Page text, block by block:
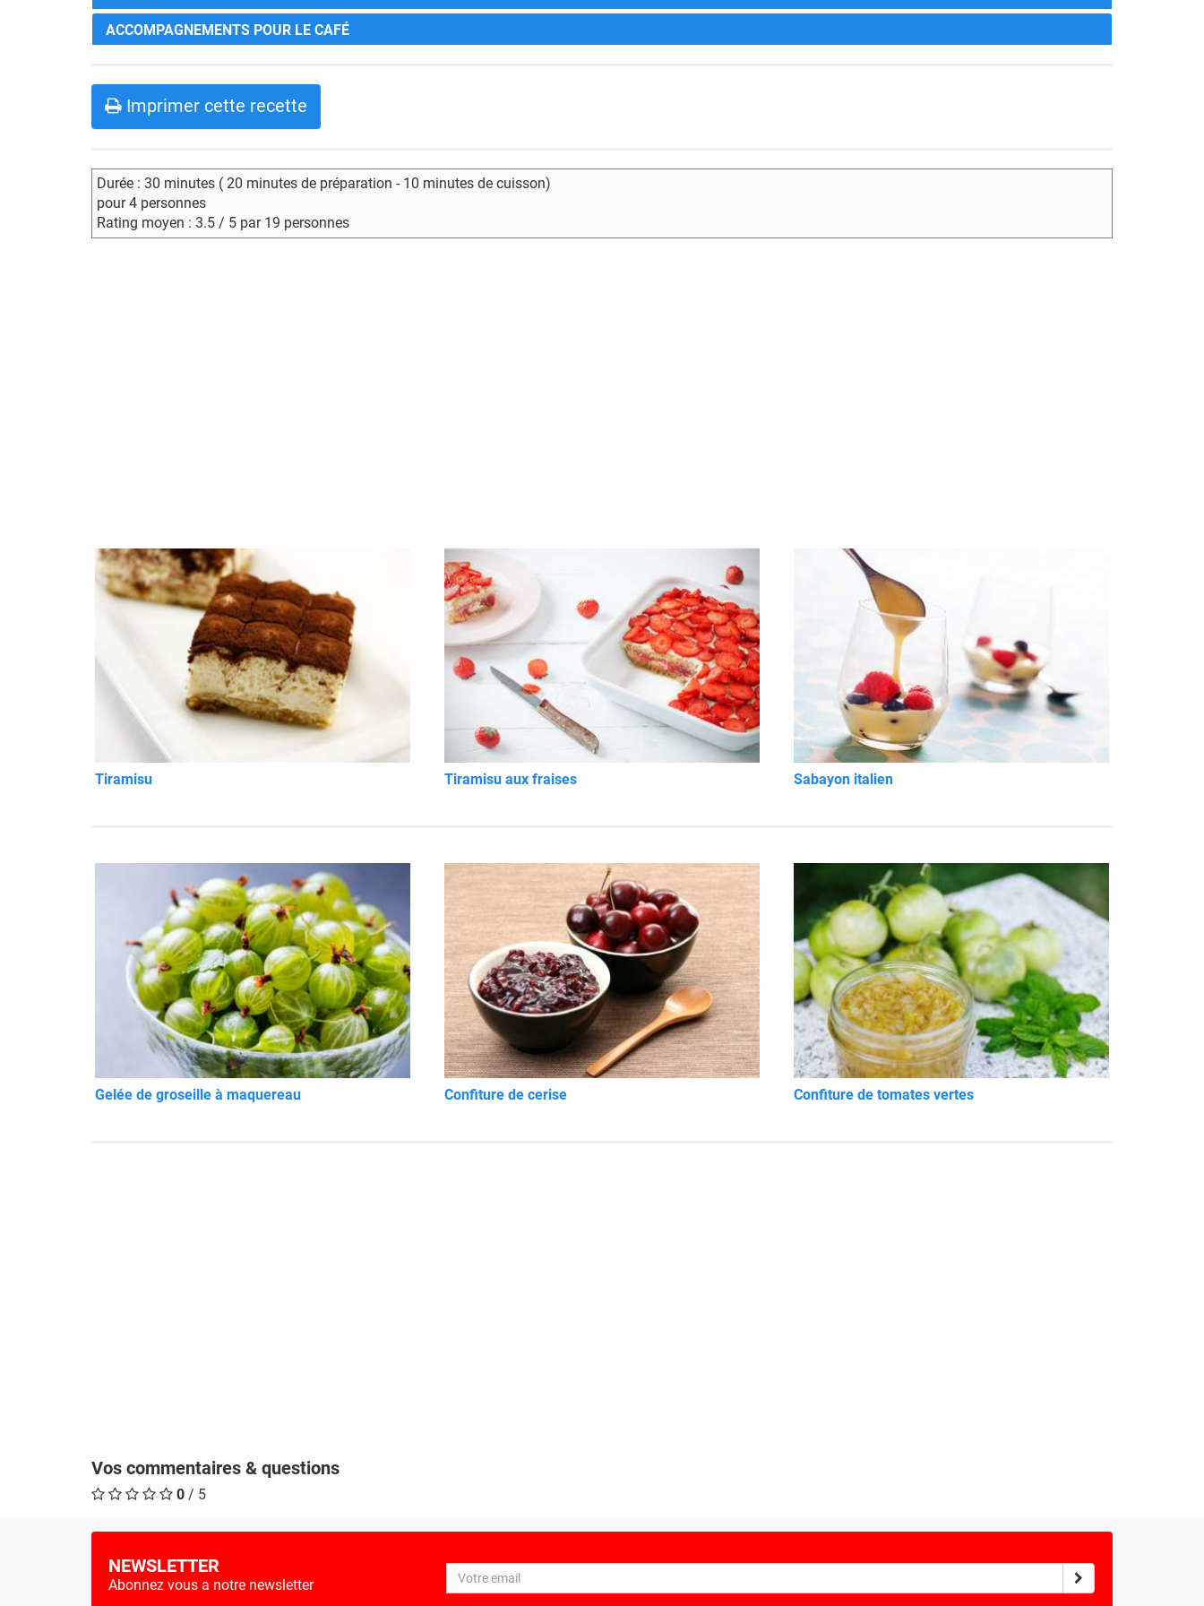
ACCOMPAGNEMENTS POUR LE CAFÉ
Imprimer cette recette
Durée : 30 minutes ( 20 minutes de préparation - 10 minutes de cuisson)
pour 4 personnes
Rating moyen : 3.5 / 5 par 19 personnes
Tiramisu Tiramisu aux fraises Sabayon italien
Gelée de groseille à maquereau Confiture de cerise Confiture de tomates vertes
Vos commentaires & questions
0 / 5
NEWSLETTER
Abonnez vous a notre newsletter